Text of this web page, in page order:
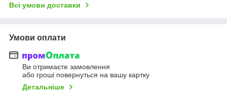
Всі умови доставки
Умови оплати
Ви отримаєте замовлення
або гроші повернуться на вашу картку
Детальніше